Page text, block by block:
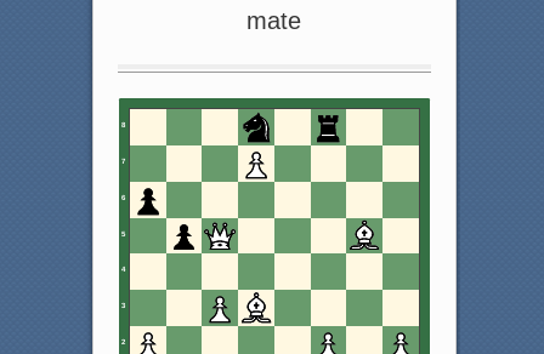
mate
8
7
6
5
4
3
2